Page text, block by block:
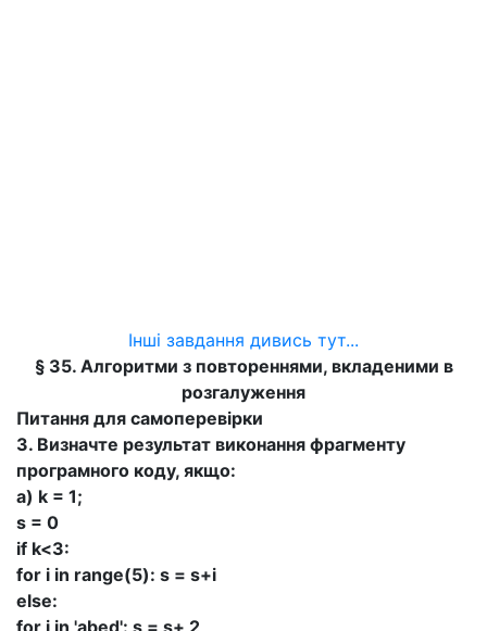
Інші завдання дивись тут...
§ 35. Алгоритми з повтореннями, вкладеними в
розгалуження
Питання для самоперевірки
3. Визначте результат виконання фрагменту
програмного коду, якщо:
a) k = 1;
s = 0
if k<3:
for і in range(5): s = s+i
else:
for і in 'abed': s = s+ 2